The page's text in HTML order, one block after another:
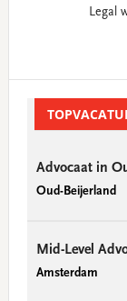
Legal
Sidebar
Advocaat in
Oud-Beijerland
Mid-Level
Amsterdam